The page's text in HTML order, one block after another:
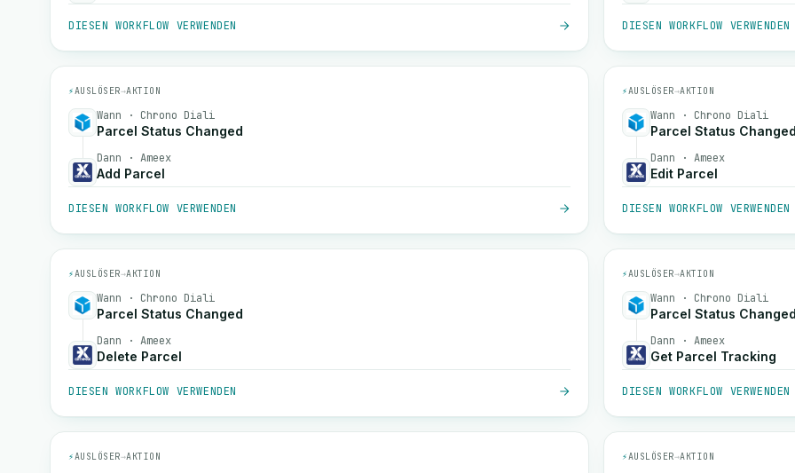
DIESEN WORKFLOW VERWENDEN DIESEN WORKFLOW VERWENDEN
⚡AUSLÖSER→AKTION
Wann · Chrono Diali
Parcel Status Changed
Dann · Ameex
Add Parcel
DIESEN WORKFLOW VERWENDEN
⚡AUSLÖSER→AKTION
Wann · Chrono Diali
Parcel Status Changed
Dann · Ameex
Edit Parcel
DIESEN WORKFLOW VERWENDEN
⚡AUSLÖSER→AKTION
Wann · Chrono Diali
Parcel Status Changed
Dann · Ameex
Delete Parcel
DIESEN WORKFLOW VERWENDEN
⚡AUSLÖSER→AKTION
Wann · Chrono Diali
Parcel Status Changed
Dann · Ameex
Get Parcel Tracking
DIESEN WORKFLOW VERWENDEN
⚡AUSLÖSER→AKTION ⚡AUSLÖSER→AKTION